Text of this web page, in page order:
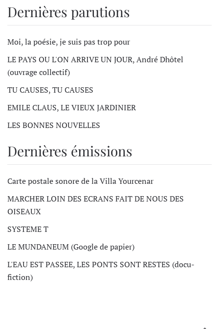
Dernières parutions
Moi, la poésie, je suis pas trop pour
LE PAYS OU L'ON ARRIVE UN JOUR, André Dhôtel
(ouvrage collectif)
TU CAUSES, TU CAUSES
EMILE CLAUS, LE VIEUX JARDINIER
LES BONNES NOUVELLES
Dernières émissions
Carte postale sonore de la Villa Yourcenar
MARCHER LOIN DES ECRANS FAIT DE NOUS DES
OISEAUX
SYSTEME T
LE MUNDANEUM (Google de papier)
L'EAU EST PASSEE, LES PONTS SONT RESTES (docu-
fiction)